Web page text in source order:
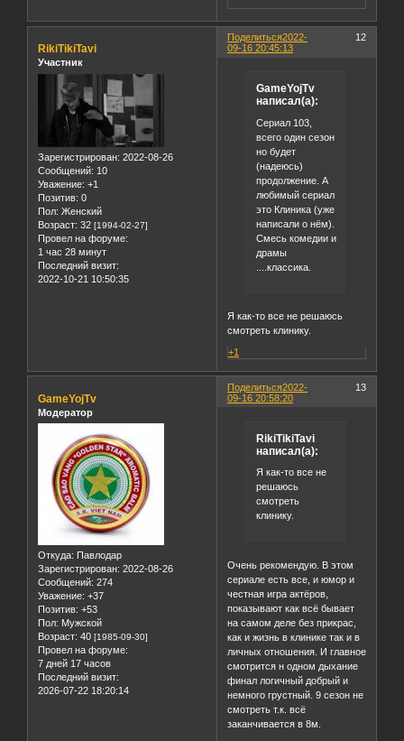
Поделиться 12
2022-
09-16 20:45:13
RikiTikiTavi
Участник
Зарегистрирован: 2022-08-26
Сообщений: 10
Уважение: +1
Позитив: 0
Пол: Женский
Возраст: 32 [1994-02-27]
Провел на форуме:
1 час 28 минут
Последний визит:
2022-10-21 10:50:35
GameYojTv
написал(а):
Сериал 103,
всего один сезон
но будет
(надеюсь)
продолжение. А
любимый сериал
это Клиника (уже
написали о нём).
Смесь комедии и
драмы
....классика.
Я как-то все не решаюсь
смотреть клинику.
+1
Поделиться 13
2022-
09-16 20:58:20
GameYojTv
Модератор
Откуда: Павлодар
Зарегистрирован: 2022-08-26
Сообщений: 274
Уважение: +37
Позитив: +53
Пол: Мужской
Возраст: 40 [1985-09-30]
Провел на форуме:
7 дней 17 часов
Последний визит:
2026-07-22 18:20:14
RikiTikiTavi
написал(а):
Я как-то все не
решаюсь
смотреть
клинику.
Очень рекомендую. В этом
сериале есть все, и юмор и
честная игра актёров,
показывают как всё бывает
на самом деле без прикрас,
как и жизнь в клинике так и в
личных отношения. И главное
смотрится н одном дыхание
финал логичный добрый и
немного грустный. 9 сезон не
смотреть т.к. всё
заканчивается в 8м.